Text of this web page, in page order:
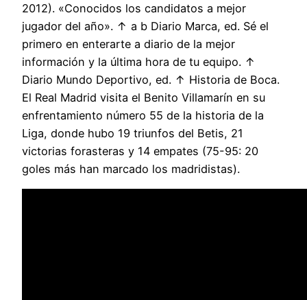
2012). «Conocidos los candidatos a mejor
jugador del año». ↑ a b Diario Marca, ed. Sé el
primero en enterarte a diario de la mejor
información y la última hora de tu equipo. ↑
Diario Mundo Deportivo, ed. ↑ Historia de Boca.
El Real Madrid visita el Benito Villamarín en su
enfrentamiento número 55 de la historia de la
Liga, donde hubo 19 triunfos del Betis, 21
victorias forasteras y 14 empates (75-95: 20
goles más han marcado los madridistas).